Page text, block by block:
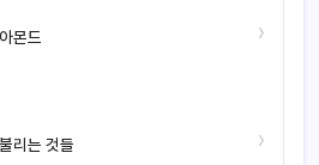
몬드 ›
리는 것들 ›